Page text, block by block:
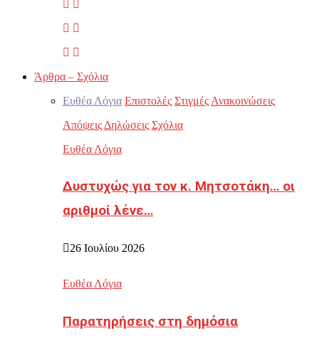
Άρθρα – Σχόλια
Ευθέα Λόγια Επιστολές Στιγμές Ανακοινώσεις
Απόψεις Δηλώσεις Σχόλια
Ευθέα Λόγια
Δυστυχώς για τον κ. Μητσοτάκη… οι
αριθμοί λένε…
26 Ιουλίου 2026
Ευθέα Λόγια
Παρατηρήσεις στη δημόσια